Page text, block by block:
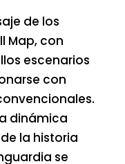
de los
Map, con
escenarios
con
dinámica
la historia
se